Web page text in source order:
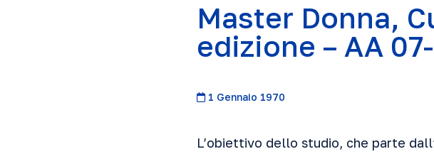
Master Donna,
edizione – AA
1 Gennaio 1970
L’obiettivo dello studio, che parte